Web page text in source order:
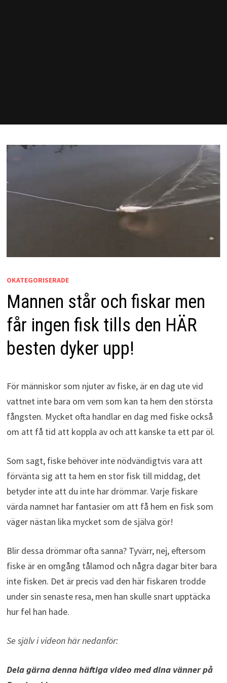
OKATEGORISERADE
Mannen står och fiskar men
får ingen fisk tills den HÄR
besten dyker upp!
För människor som njuter av fiske, är en dag ute vid
vattnet inte bara om vem som kan ta hem den största
fångsten. Mycket ofta handlar en dag med fiske också
om att få tid att koppla av och att kanske ta ett par öl.
Som sagt, fiske behöver inte nödvändigtvis vara att
förvänta sig att ta hem en stor fisk till middag, det
betyder inte att du inte har drömmar. Varje fiskare
värda namnet har fantasier om att få hem en fisk som
väger nästan lika mycket som de själva gör!
Blir dessa drömmar ofta sanna? Tyvärr, nej, eftersom
fiske är en omgång tålamod och några dagar biter bara
inte fisken. Det är precis vad den här fiskaren trodde
under sin senaste resa, men han skulle snart upptäcka
hur fel han hade.
Se själv i videon här nedanför:
Dela gärna denna häftiga video med dina vänner på